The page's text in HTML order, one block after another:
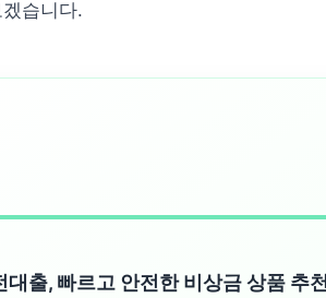
습니다.
대출, 빠르고 안전한 비상금 상품 추